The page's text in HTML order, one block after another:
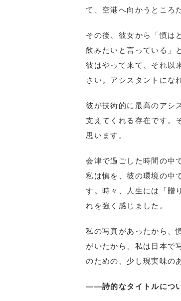
て、空港へ向かうところ
その後、彼女から「慎は
飲みたいと言っている」
彼はやって来て、それ以
さい。アシスタントにな
彼が技術的に最高のアシ
支えてくれる存在です。
思います。
会津で過ごした時間の中
私は慎を、彼の環境の中
す。時々、人生には「贈
れを強く感じました。
私の写真があったから、
がいたから、私は日本で
のための、少し現実味の
――詩的なタイトルにつ